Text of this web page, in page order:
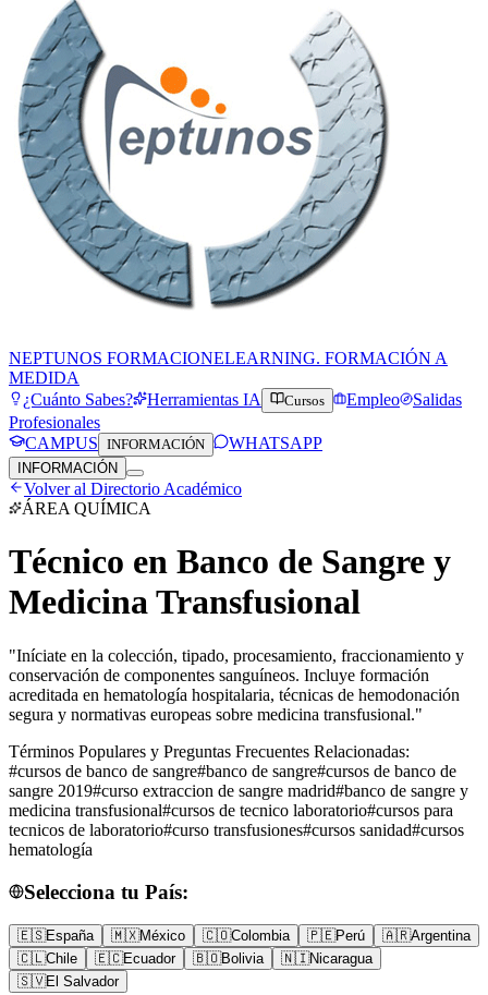
NEPTUNOS FORMACIONELEARNING. FORMACIÓN A
MEDIDA
¿Cuánto Sabes?
Herramientas IA Cursos Empleo
Salidas
Profesionales
CAMPUS INFORMACIÓN WHATSAPP
INFORMACIÓN
Volver al Directorio Académico
ÁREA QUÍMICA
Técnico en Banco de Sangre y
Medicina Transfusional
"Iníciate en la colección, tipado, procesamiento, fraccionamiento y
conservación de componentes sanguíneos. Incluye formación
acreditada en hematología hospitalaria, técnicas de hemodonación
segura y normativas europeas sobre medicina transfusional."
Términos Populares y Preguntas Frecuentes Relacionadas:
#cursos de banco de sangre#banco de sangre#cursos de banco de
sangre 2019#curso extraccion de sangre madrid#banco de sangre y
medicina transfusional#cursos de tecnico laboratorio#cursos para
tecnicos de laboratorio#curso transfusiones#cursos sanidad#cursos
hematología
Selecciona tu País:
🇪🇸España 🇲🇽México 🇨🇴Colombia 🇵🇪Perú 🇦🇷Argentina
🇨🇱Chile 🇪🇨Ecuador 🇧🇴Bolivia 🇳🇮Nicaragua
🇸🇻El Salvador